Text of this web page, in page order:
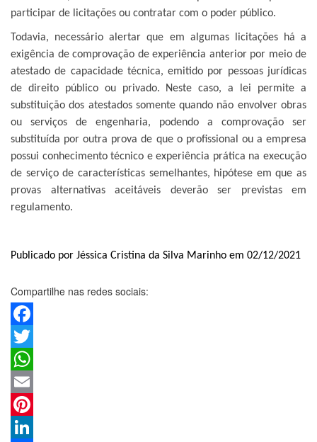
participar de licitações ou contratar com o poder público.
Todavia, necessário alertar que em algumas licitações há a
exigência de comprovação de experiência anterior por meio de
atestado de capacidade técnica, emitido por pessoas jurídicas
de direito público ou privado. Neste caso, a lei permite a
substituição dos atestados somente quando não envolver obras
ou serviços de engenharia, podendo a comprovação ser
substituída por outra prova de que o profissional ou a empresa
possui conhecimento técnico e experiência prática na execução
de serviço de características semelhantes, hipótese em que as
provas alternativas aceitáveis deverão ser previstas em
regulamento.
Publicado por Jéssica Cristina da Silva Marinho em 02/12/2021
Compartilhe nas redes sociais:
Facebook
Twitter
WhatsApp
Email
Pinterest